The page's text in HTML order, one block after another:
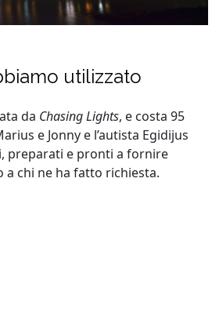
utilizzato
da Chasing Lights, e costa 95
e Jonny e l’autista Egidijus
preparati e pronti a fornire
a chi ne ha fatto richiesta.